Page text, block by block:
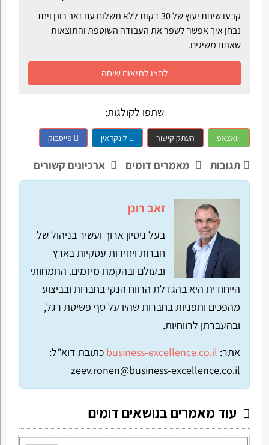
קבעו שיחת יעוץ של 30 דקות ללא תשלום עם זאב רונן ויחד
נבחן איך אפשר לשפר את העבודה השוטפת והתוצאות
שאתם משיגים.
לחצו לתיאום שיחה
שתפו לקולגות:
וואצאפ העתק קישור לינקדאין פייסבוק
תגובות מאמרים דומים ארכיונים קשורים
זאב רונן
בעל ניסיון ארוך ועשיר בניהול של
חברות ויחידות עסקיות בארץ
ובעולם ובהקמת מיזמים. התמחותי
הייחודית היא בהגדלת הרווח הנקי בחברות ובביצוע
מהפכים ותפניות בחברות שהיו על סף פשיטת רגל,
ובהעברתן לרווחיות.
אתר: business-excellence.co.il כתובת דוא"ל:
zeev.ronen@business-excellence.co.il
עוד מאמרים בנושאים דומים